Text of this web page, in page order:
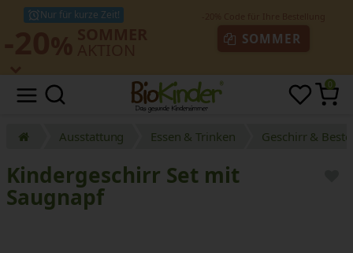
Nur für kurze Zeit!
SOMMER
0
Ausstattung Essen & Trinken Geschirr &
Kindergeschirr Set mit
Saugnapf